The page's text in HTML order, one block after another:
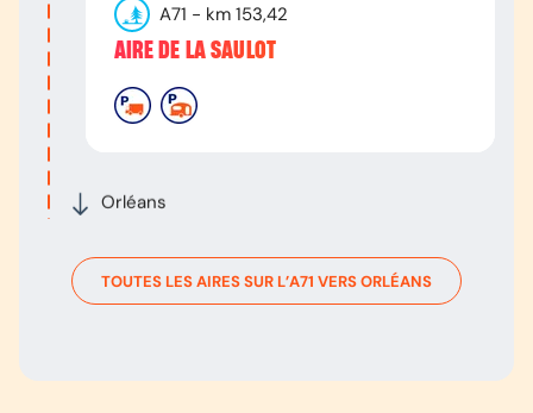
Orléans
A71 - km 153,42
AIRE DE LA SAULOT
TOUTES LES AIRES SUR L’A71 VERSORLÉANS